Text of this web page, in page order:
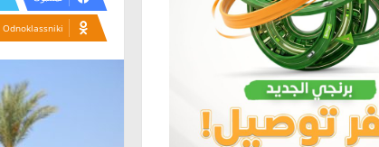
Odnoklassniki